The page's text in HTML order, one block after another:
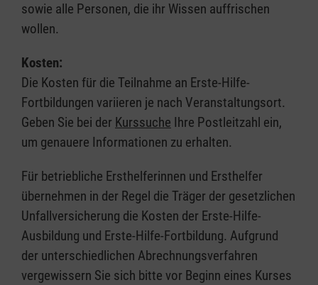
sowie alle Personen, die ihr Wissen auffrischen
wollen.
Kosten:
Die Kosten für die Teilnahme an Erste-Hilfe-
Fortbildungen variieren je nach Veranstaltungsort.
Geben Sie bei der Kurssuche Ihre Postleitzahl ein,
um genauere Informationen zu erhalten.
Für betriebliche Ersthelferinnen und Ersthelfer
übernehmen in der Regel die Träger der gesetzlichen
Unfallversicherung die Kosten der Erste-Hilfe-
Ausbildung und Erste-Hilfe-Fortbildung. Aufgrund
der unterschiedlichen Abrechnungsverfahren
vergewissern Sie sich bitte vor Beginn eines Kurses